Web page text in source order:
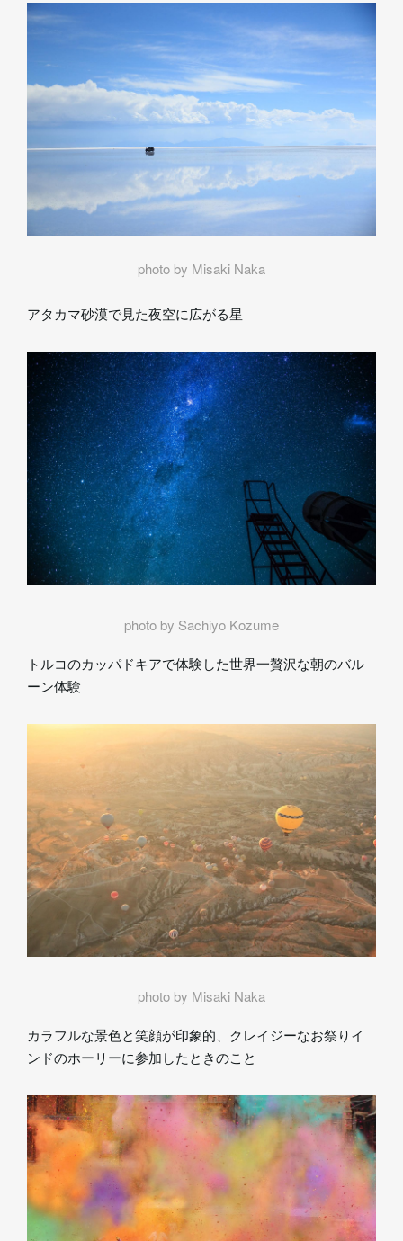
photo by Misaki Naka
アタカマ砂漠で見た夜空に広がる星
photo by Sachiyo Kozume
トルコのカッパドキアで体験した世界一贅沢な朝のバル
ーン体験
photo by Misaki Naka
カラフルな景色と笑顔が印象的、クレイジーなお祭りイ
ンドのホーリーに参加したときのこと